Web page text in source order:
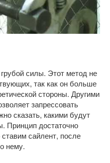
силы. Этот метод не
так как он больше
стороны. Другими
запрессовать
сказать, какими будут
Принцип достаточно
сайлент, после
нему.